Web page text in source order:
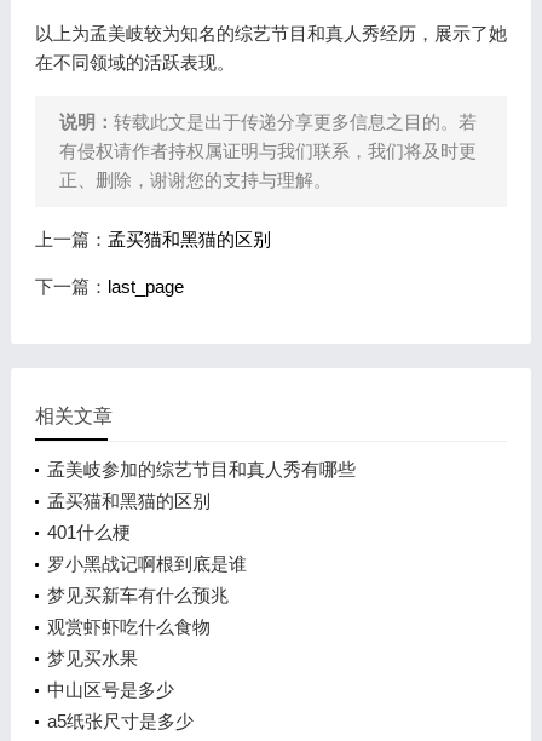
以上为孟美岐较为知名的综艺节目和真人秀经历，展示了她
在不同领域的活跃表现。
说明： 转载此文是出于传递分享更多信息之目的。若
有侵权请作者持权属证明与我们联系，我们将及时更
正、删除，谢谢您的支持与理解。
上一篇： 孟买猫和黑猫的区别
下一篇： last_page
相关文章
孟美岐参加的综艺节目和真人秀有哪些
孟买猫和黑猫的区别
401什么梗
罗小黑战记啊根到底是谁
梦见买新车有什么预兆
观赏虾虾吃什么食物
梦见买水果
中山区号是多少
a5纸张尺寸是多少